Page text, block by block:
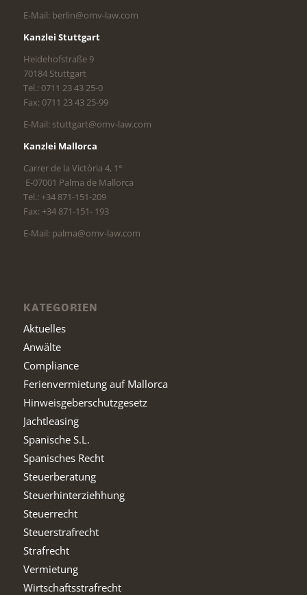
E-Mail: berlin@omv-law.com
Kanzlei Stuttgart
Heidehofstraße 9
70184 Stuttgart
Tel.: 0711 23 43 25-0
Fax: 0711 23 43 25-99
E-Mail: stuttgart@omv-law.com
Kanzlei Mallorca
Carrer de la Victòria 4, 1°
E-07001 Palma de Mallorca
Tel.: +34 871-151-209
Fax: +34 871-151- 193
E-Mail: palma@omv-law.com
KATEGORIEN
Aktuelles
Anwälte
Compliance
Ferienvermietung auf Mallorca
Hinweisgeberschutzgesetz
Jachtleasing
Spanische S.L.
Spanisches Recht
Steuerberatung
Steuerhinterziehhung
Steuerrecht
Steuerstrafrecht
Strafrecht
Vermietung
Wirtschaftsstrafrecht